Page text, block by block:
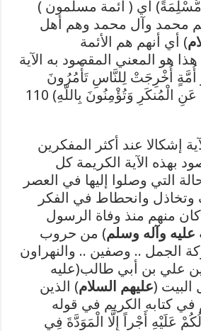
أي ( أئمة مسلمون )
محمد وآل محمد وهم أهل
) أي أنهم هم الأئمة
هو المعني المقصود به الآية
أُمَّةٍ أُخْرِجَتْ لِلنَّاسِ تَأْمُرُونَ
بِالْمَعْرُوفِ وَتَنْهَوْنَ عَنِ الْمُنكَرِ وَتُؤْمِنُونَ بِاللّهِ) 110
إشكالا عند أكثر المفكرين
بهذه الآية الكريمة كل
التي وصلوا إليها في العصر
وانحطاط في الفكر
منهم منذ وفاة الرسول
عليه وآله وسلم) من حروب
الجمل .. وصفين .. والنهراون
علي بن أبي طالب(عليه
البيت (عليهم السلام) الذين
في كتابه الكريم في قوله
عَلَيْهِ أَجْراً إِلَّا الْمَوَدَّةَ فِي